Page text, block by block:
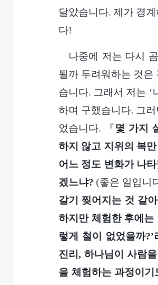
달았습니다. 제가 경
다!
나중에 저는 다시
될까 두려워하는 것은
습니다. 그래서 저는 ‘
하며 구했습니다. 그
었습니다. 『 몇 가지
하지 않고 지위의 복
어느 정도 변화가 나
겠느냐? (좋은 일입니
갈기 찢어지는 것 같
하지만 체험한 후에는
렇게 철이 없었을까
진리, 하나님이 사람
을 체험하는 과정이